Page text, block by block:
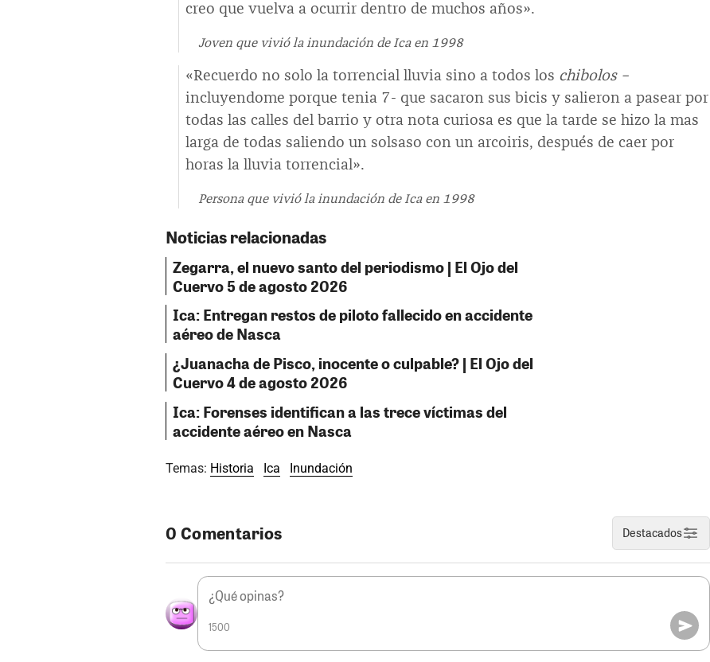
creo que vuelva a ocurrir dentro de muchos años».
Joven que vivió la inundación de Ica en 1998
«Recuerdo no solo la torrencial lluvia sino a todos los chibolos –
incluyendome porque tenia 7- que sacaron sus bicis y salieron a pasear por
todas las calles del barrio y otra nota curiosa es que la tarde se hizo la mas
larga de todas saliendo un solsaso con un arcoiris, después de caer por
horas la lluvia torrencial».
Persona que vivió la inundación de Ica en 1998
Noticias relacionadas
Zegarra, el nuevo santo del periodismo | El Ojo del
Cuervo 5 de agosto 2026
Ica: Entregan restos de piloto fallecido en accidente
aéreo de Nasca
¿Juanacha de Pisco, inocente o culpable? | El Ojo del
Cuervo 4 de agosto 2026
Ica: Forenses identifican a las trece víctimas del
accidente aéreo en Nasca
Temas: Historia Ica Inundación
0 Comentarios Destacados
1500